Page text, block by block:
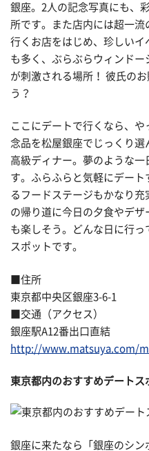
銀座。2人の記念写真にも、
所です。また店内には超一
行くお店をはじめ、珍しいイ
も多く、ぶらぶらウィンド
が刺激される場所！ 彼氏の
う？
ここにデートで行くなら、
念品を松屋銀座でじっくり
高級ディナー。夢のような
す。ふらふらと気軽にデー
るフードステージもかなり
の帰り道に今日の夕食やデ
も楽しそう。どんな日に行
スポットです。
■住所
東京都中央区銀座3-6-1
■交通（アクセス）
銀座駅A12番出口直結
http://www.matsuya.com/
東京都内のおすすめデートス
銀座に来たなら「銀座のシン